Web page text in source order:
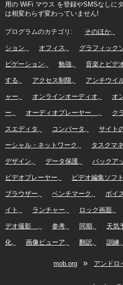
用の WiFi マウス を登録やSMSなしに
は相変わらず変わっていません!
プログラムのカテゴリ: そのほか
ション オフィス グラフィック
ビゲーション 勉強 音楽とビデ
する アクセス制限 アンチウイ
ャー オンラインオーディオ オ
ー オーディオプレーヤー ク
スエディタ コンバータ サイト
ーシャル・ネットワーク タスクマ
デザイン データ保護 バックア
ビデオプレーヤー ビデオ編集ソフ
ブラウザー ベンチマーク ボイ
イト ランチャー ロック画面
デオ撮影 参考 同期 天気
化 画像ビューア 翻訳 訓練
mob.org » アンドロ